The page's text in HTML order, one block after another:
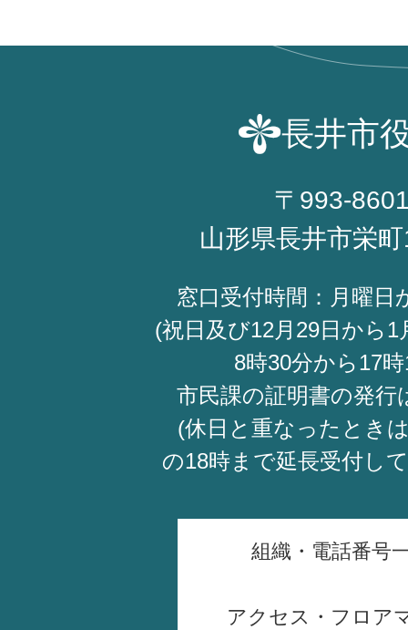
長井市
〒993-
山形県長井市栄
窓口受付時間：月曜日
(祝日及び12月29日から1
8時30分から17
市民課の証明書の発行
(休日と重なったとき
の18時まで延長受付し
組織・電話番号
アクセス・フロア